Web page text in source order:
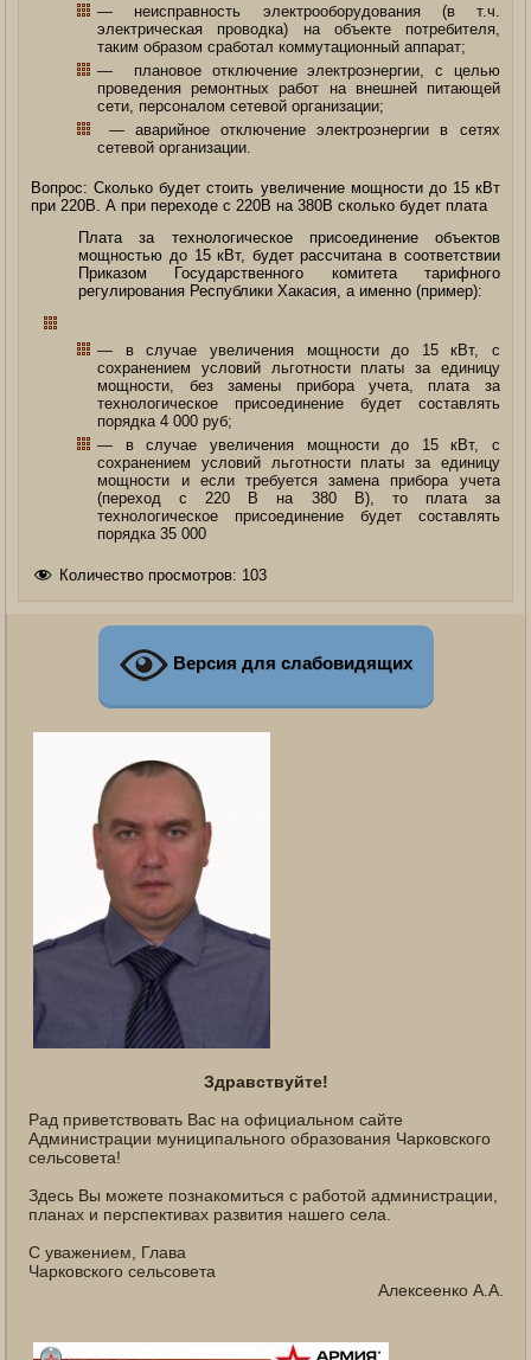
— неисправность электрооборудования (в т.ч.
электрическая проводка) на объекте потребителя,
таким образом сработал коммутационный аппарат;
— плановое отключение электроэнергии, с целью
проведения ремонтных работ на внешней питающей
сети, персоналом сетевой организации;
— аварийное отключение электроэнергии в сетях
сетевой организации.
Вопрос: Сколько будет стоить увеличение мощности до 15 кВт
при 220В. А при переходе с 220В на 380В сколько будет плата
Плата за технологическое присоединение объектов
мощностью до 15 кВт, будет рассчитана в соответствии
Приказом Государственного комитета тарифного
регулирования Республики Хакасия, а именно (пример):
— в случае увеличения мощности до 15 кВт, с
сохранением условий льготности платы за единицу
мощности, без замены прибора учета, плата за
технологическое присоединение будет составлять
порядка 4 000 руб;
— в случае увеличения мощности до 15 кВт, с
сохранением условий льготности платы за единицу
мощности и если требуется замена прибора учета
(переход с 220 В на 380 В), то плата за
технологическое присоединение будет составлять
порядка 35 000
Количество просмотров: 103
Версия для слабовидящих
Здравствуйте!
Рад приветствовать Вас на официальном сайте
Администрации муниципального образования Чарковского
сельсовета!
Здесь Вы можете познакомиться с работой администрации,
планах и перспективах развития нашего села.
С уважением, Глава
Чарковского сельсовета
Алексеенко А.А.